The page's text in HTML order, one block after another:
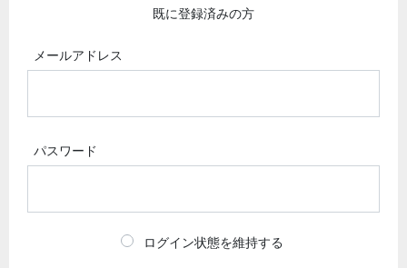
既に登録済みの方
メールアドレス
パスワード
ログイン状態を維持する